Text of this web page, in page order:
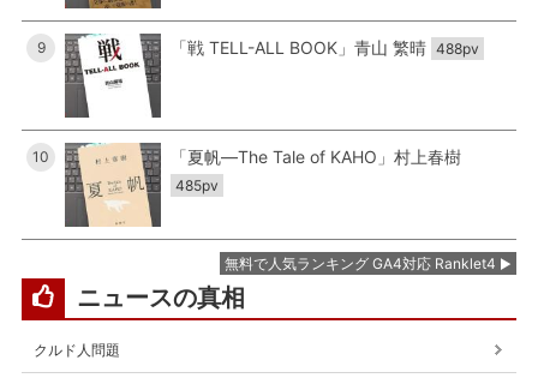
9 「戦 TELL-ALL BOOK」青山 繁晴 488pv
10 「夏帆―The Tale of KAHO」村上春樹
485pv
無料で人気ランキング GA4対応 Ranklet4
ニュースの真相
クルド人問題